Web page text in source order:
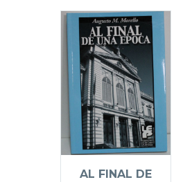
AL FINAL DE